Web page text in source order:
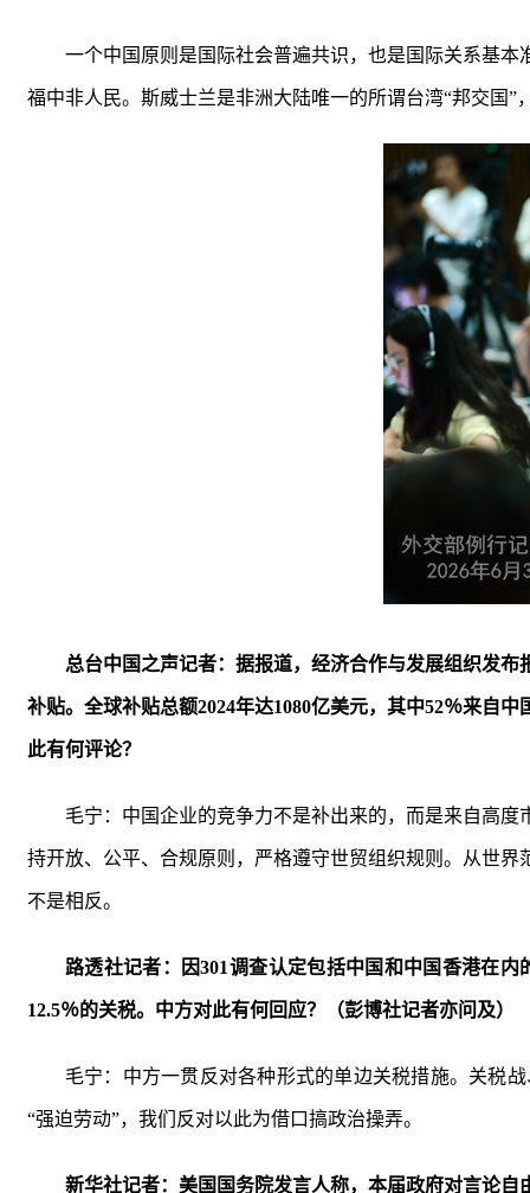
一个中国原则是国际社会普遍共识，也是国际关系基
福中非人民。斯威士兰是非洲大陆唯一的所谓台湾“邦交国
总台中国之声记者：据报道，经济合作与发展组织发
补贴。全球补贴总额2024年达1080亿美元，其中52％来自
此有何评论？
毛宁：中国企业的竞争力不是补出来的，而是来自高
持开放、公平、合规原则，严格遵守世贸组织规则。从世
不是相反。
路透社记者：因301调查认定包括中国和中国香港在
12.5％的关税。中方对此有何回应？（彭博社记者亦问及）
毛宁：中方一贯反对各种形式的单边关税措施。关税
“强迫劳动”，我们反对以此为借口搞政治操弄。
新华社记者：美国国务院发言人称，本届政府对言论